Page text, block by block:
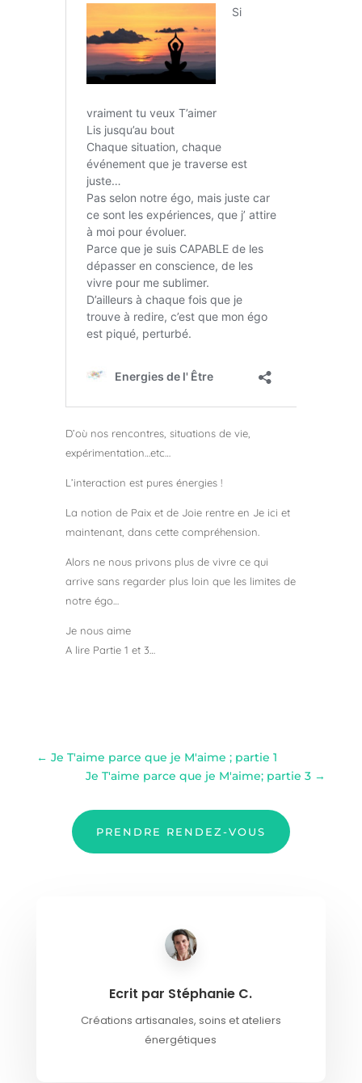
D’où nos rencontres, situations de vie,
expérimentation…etc…
L’interaction est pures énergies !
La notion de Paix et de Joie rentre en Je ici et
maintenant, dans cette compréhension.
Alors ne nous privons plus de vivre ce qui
arrive sans regarder plus loin que les limites de
notre égo…
Je nous aime
A lire Partie 1 et 3…
← Je T'aime parce que je M'aime ; partie 1
Je T'aime parce que je M'aime; partie 3 →
PRENDRE RENDEZ-VOUS
Ecrit par Stéphanie C.
Créations artisanales, soins et ateliers
énergétiques